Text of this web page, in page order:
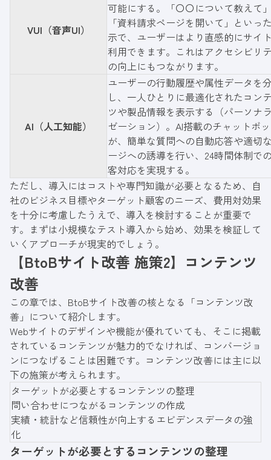
VUI（音声UI）
可能にする。「〇〇について教えて
「資料請求ページを開いて」といっ
示で、ユーザーはより直感的にサイ
利用できます。これはアクセシビリ
の向上にもつながります。
AI（人工知能）
ユーザーの行動履歴や属性データを
し、一人ひとりに最適化されたコン
ツや製品情報を表示する（パーソナ
ゼーション）。AI搭載のチャットボ
が、簡単な質問への自動応答や適切
ージへの誘導を行い、24時間体制で
客対応を実現する。
ただし、導入にはコストや専門知識が必要となるため、自
社のビジネス目標やターゲット顧客のニーズ、費用対効果
を十分に考慮したうえで、導入を検討することが重要で
す。まずは小規模なテスト導入から始め、効果を検証して
いくアプローチが現実的でしょう。
【BtoBサイト改善 施策2】コンテンツ
改善
この章では、BtoBサイト改善の核となる「コンテンツ改
善」について紹介します。
Webサイトのデザインや機能が優れていても、そこに掲載
されているコンテンツが魅力的でなければ、コンバージョ
ンにつなげることは困難です。コンテンツ改善には主に以
下の施策が考えられます。
ターゲットが必要とするコンテンツの整理
問い合わせにつながるコンテンツの作成
実績・統計など信頼性が向上するエビデンスデータの強
化
ターゲットが必要とするコンテンツの整理